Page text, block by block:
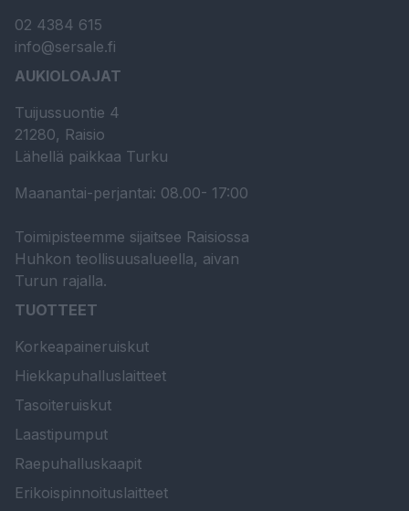
02 4384 615
info@sersale.fi
AUKIOLOAJAT
Tuijussuontie 4
21280, Raisio
Lähellä paikkaa Turku
Maanantai-perjantai: 08.00- 17:00
Toimipisteemme sijaitsee Raisiossa
Huhkon teollisuusalueella, aivan
Turun rajalla.
TUOTTEET
Korkeapaineruiskut
Hiekkapuhalluslaitteet
Tasoiteruiskut
Laastipumput
Raepuhalluskaapit
Erikoispinnoituslaitteet